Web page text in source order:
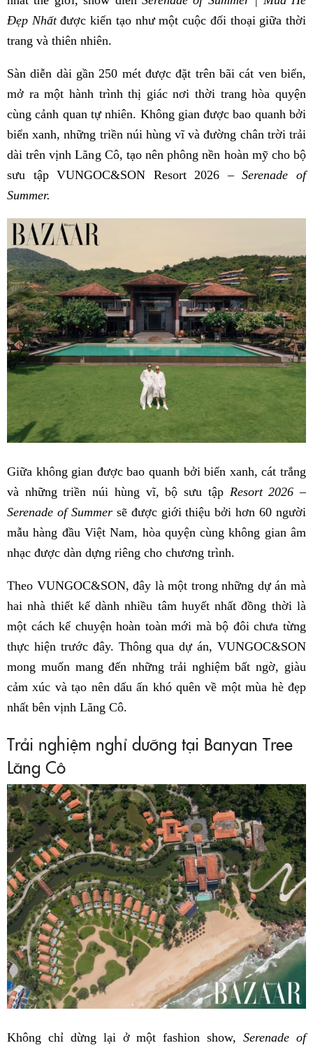
Đẹp Nhấtđược kiến tạo như một cuộc đối thoại giữa thời
trang và thiên nhiên.
Sàn diễn dài gần 250 mét được đặt trên bãi cát ven biển,
mở ra một hành trình thị giác nơi thời trang hòa quyện
cùng cảnh quan tự nhiên. Không gian được bao quanh bởi
biển xanh, những triền núi hùng vĩ và đường chân trời trải
dài trên vịnh Lăng Cô, tạo nên phông nền hoàn mỹ cho bộ
sưu tập VUNGOC&SON Resort 2026 –Serenade of
Summer.
Giữa không gian được bao quanh bởi biển xanh, cát trắng
và những triền núi hùng vĩ, bộ sưu tập Resort 2026 –
Serenade of Summersẽ được giới thiệu bởi hơn 60 người
mẫu hàng đầu Việt Nam, hòa quyện cùng không gian âm
nhạc được dàn dựng riêng cho chương trình.
Theo VUNGOC&SON, đây là một trong những dự án mà
hai nhà thiết kế dành nhiều tâm huyết nhất đồng thời là
một cách kể chuyện hoàn toàn mới mà bộ đôi chưa từng
thực hiện trước đây. Thông qua dự án, VUNGOC&SON
mong muốn mang đến những trải nghiệm bất ngờ, giàu
cảm xúc và tạo nên dấu ấn khó quên về một mùa hè đẹp
nhất bên vịnh Lăng Cô.
Trải nghiệm nghỉ dưỡng tại Banyan Tree
Lăng Cô
Không chỉ dừng lại ở một fashion show,Serenade of